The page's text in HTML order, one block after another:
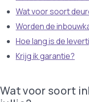
Wat voor soort
Worden de
Hoe lang is de
Krijg ik garantie?
Wat voor soort